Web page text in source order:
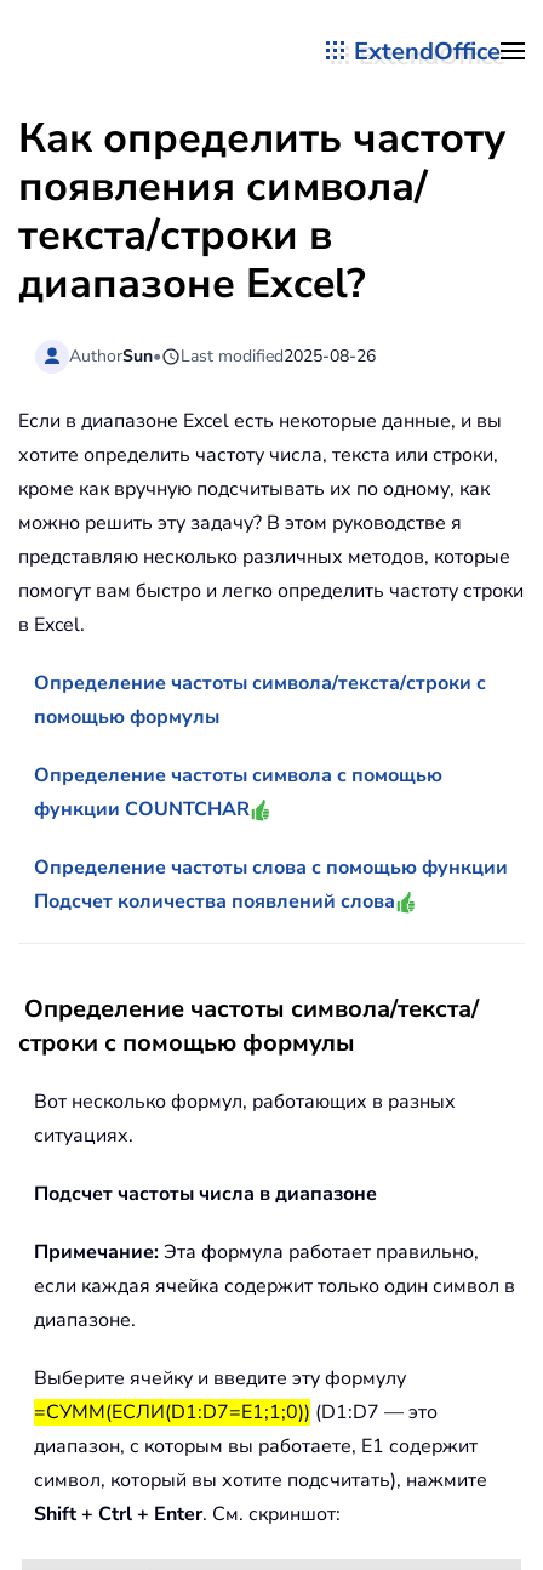
ExtendOffice
Как определить частоту
появления символа/
текста/строки в
диапазоне Excel?
AuthorSun• Last modified2025-08-26
Если в диапазоне Excel есть некоторые данные, и вы
хотите определить частоту числа, текста или строки,
кроме как вручную подсчитывать их по одному, как
можно решить эту задачу? В этом руководстве я
представляю несколько различных методов, которые
помогут вам быстро и легко определить частоту строки
в Excel.
Определение частоты символа/текста/строки с
помощью формулы
Определение частоты символа с помощью
функции COUNTCHAR
Определение частоты слова с помощью функции
Подсчет количества появлений слова
Определение частоты символа/текста/
строки с помощью формулы
Вот несколько формул, работающих в разных
ситуациях.
Подсчет частоты числа в диапазоне
Примечание:Эта формула работает правильно,
если каждая ячейка содержит только один символ в
диапазоне.
Выберите ячейку и введите эту формулу
=СУММ(ЕСЛИ(D1:D7=E1;1;0)) (D1:D7 — это
диапазон, с которым вы работаете, E1 содержит
символ, который вы хотите подсчитать), нажмите
Shift + Ctrl + Enter. См. скриншот: